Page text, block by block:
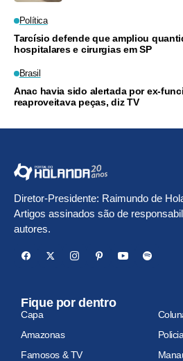
Política
Tarcísio defende que ampliou
hospitalares e cirurgias em SP
Brasil
Anac havia sido alertada por ex-
reaproveitava peças, diz TV
Diretor-Presidente: Raimundo de
Artigos assinados são de
autores.
Fique por dentro
Capa
Amazonas
Famosos & TV